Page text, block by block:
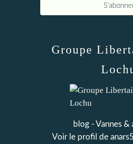
Groupe
blog - Vannes &
Voir le profil de